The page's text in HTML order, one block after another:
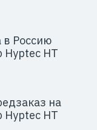
в Россию
Hyptec HT
на
Hyptec HT